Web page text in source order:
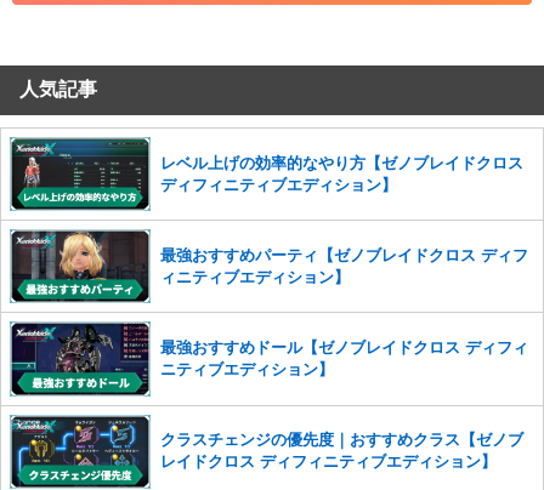
コメントの削除を申請する
せていただきます。ご了承ください。
※一度削除したコメントは復元ができませんのでご注意くだ
さい。
また、過度な利用規約の違反や、弊社に損害の及ぶ内容の書き込みがあ
った場合は、法的措置をとらせていただく場合もございますので、あら
かじめご理解くださいませ。
人気記事
レベル上げの効率的なやり方【ゼノブレイドクロス
ディフィニティブエディション】
最強おすすめパーティ【ゼノブレイドクロス ディフ
ィニティブエディション】
最強おすすめドール【ゼノブレイドクロス ディフィ
ニティブエディション】
クラスチェンジの優先度｜おすすめクラス【ゼノブ
レイドクロス ディフィニティブエディション】